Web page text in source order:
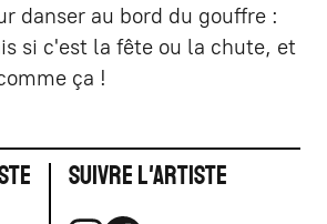
danser au bord du gouffre :
si c'est la fête ou la chute, et
ça !
Suivre l'artiste